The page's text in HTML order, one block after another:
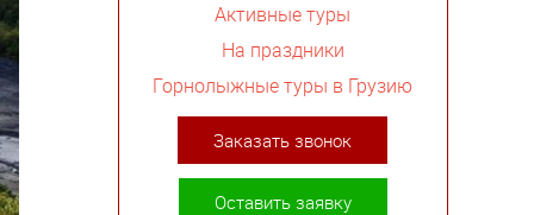
Активные туры
На праздники
Горнолыжные туры в Грузию
Заказать звонок
Оставить заявку